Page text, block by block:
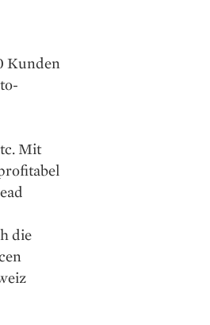
Kunden
Mit
die